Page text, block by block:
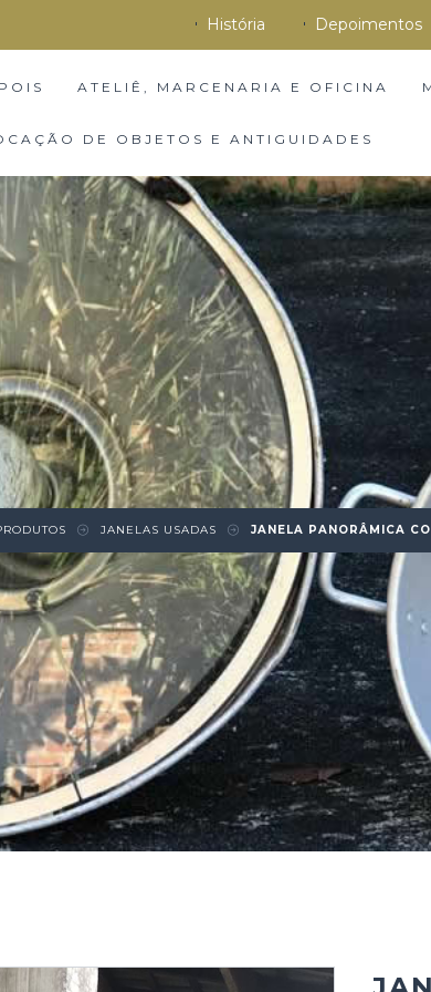
História Depoimentos
ATELIÊ, MARCENARIA E OFICINA
DE OBJETOS E ANTIGUIDADES
JANELAS USADAS JANELA PANORÂMICA